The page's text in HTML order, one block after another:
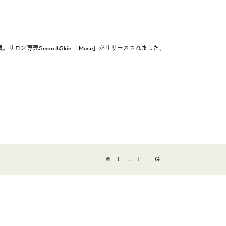
サロン専売SmoothSkin 「Muse」がリリースされました。
©️L.I.G